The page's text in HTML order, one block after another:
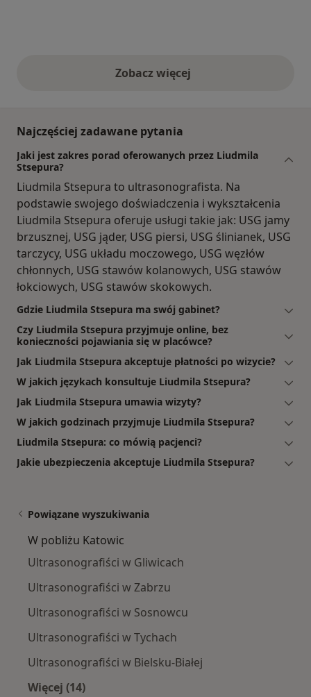
Zobacz więcejopinie powyżej
Najczęściej zadawane pytania
Jaki jest zakres porad oferowanych przez Liudmila
Stsepura?
Liudmila Stsepura to ultrasonografista. Na
podstawie swojego doświadczenia i wykształcenia
Liudmila Stsepura oferuje usługi takie jak: USG jamy
brzusznej, USG jąder, USG piersi, USG ślinianek, USG
tarczycy, USG układu moczowego, USG węzłów
chłonnych, USG stawów kolanowych, USG stawów
łokciowych, USG stawów skokowych.
Gdzie Liudmila Stsepura ma swój gabinet?
Czy Liudmila Stsepura przyjmuje online, bez
konieczności pojawiania się w placówce?
Jak Liudmila Stsepura akceptuje płatności po wizycie?
W jakich językach konsultuje Liudmila Stsepura?
Jak Liudmila Stsepura umawia wizyty?
W jakich godzinach przyjmuje Liudmila Stsepura?
Liudmila Stsepura: co mówią pacjenci?
Jakie ubezpieczenia akceptuje Liudmila Stsepura?
Powiązane wyszukiwania
W pobliżu Katowic
Ultrasonografiści w Gliwicach
Ultrasonografiści w Zabrzu
Ultrasonografiści w Sosnowcu
Ultrasonografiści w Tychach
Ultrasonografiści w Bielsku-Białej
Więcej (14)